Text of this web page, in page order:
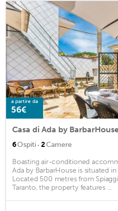
a partire da
56€
Casa di Ada by
6Ospiti · 2Camere
Boasting air-conditioned
Ada by BarbarHouse is situated
Located 500 metres from
Taranto, the property features ...